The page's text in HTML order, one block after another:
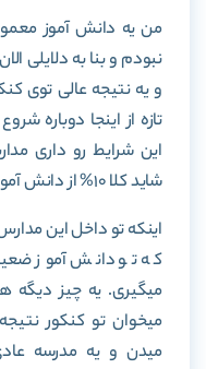
من یه دانش آموز
نبودم و بنا به دلایلی
و یه نتیجه عالی توی
تازه از اینجا دوباره
این شرایط رو داری
شاید کلا 10% از دانش آموزا گنجایش داره!
اینکه تو داخل این
که تو دانش آموز
میگیری. یه چیز دیگه
میخوان تو کنکور
میدن و یه مدرسه